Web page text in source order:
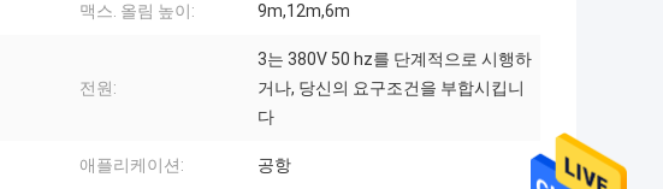
맥스. 올림 높이: 9m,12m,6m
전원:
3는 380V 50 hz를 단계적으로 시행하
거나, 당신의 요구조건을 부합시킵니
다
애플리케이션: 공항